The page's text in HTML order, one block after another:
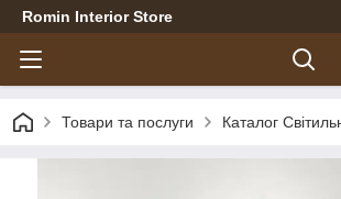
Romin Interior Store
Товари та послуги Каталог